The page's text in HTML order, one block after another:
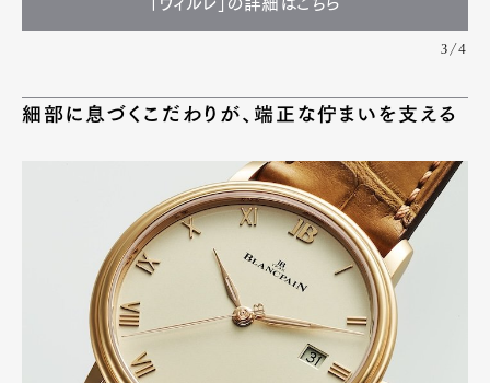
3/4
細部に息づくこだわりが、端正な佇まいを支える